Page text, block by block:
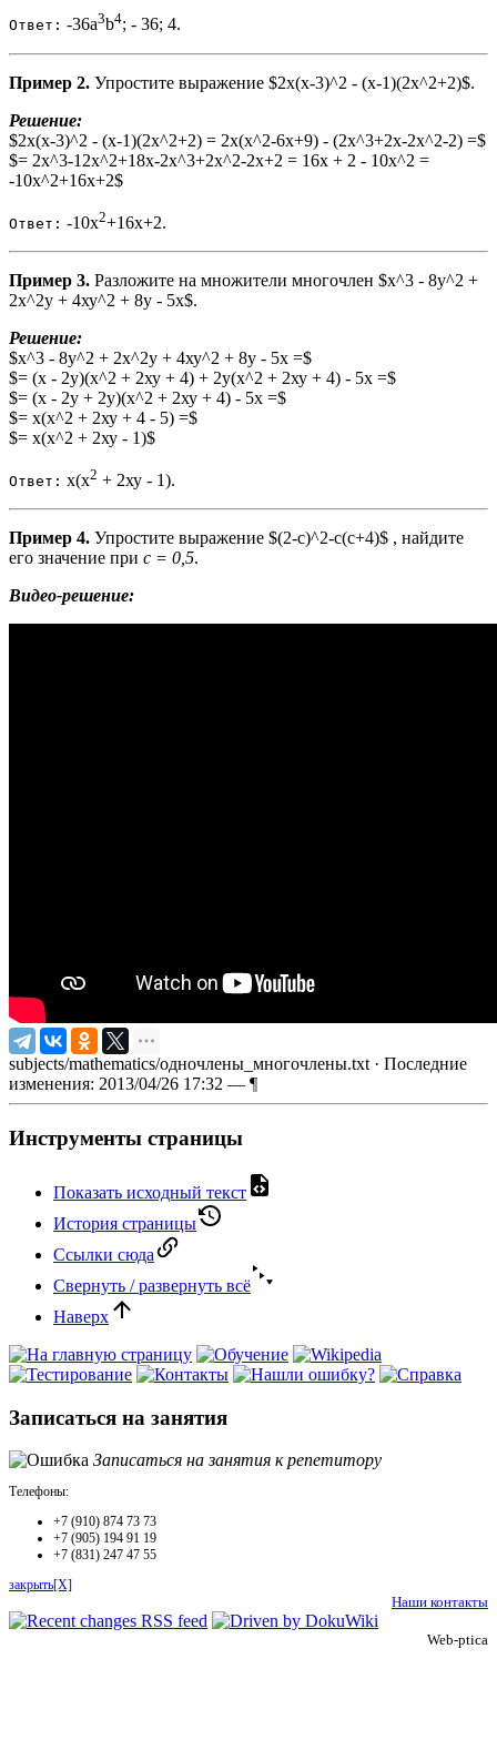
Ответ: -36a3b4; - 36; 4.
Пример 2. Упростите выражение $2х(х-3)^2 - (х-1)(2х^2+2)$.
Решение:
$2х(х-3)^2 - (х-1)(2х^2+2) = 2х(х^2-6х+9) - (2х^3+2х-2х^2-2) =$
$= 2х^3-12х^2+18x-2x^3+2x^2-2х+2 = 16x + 2 - 10x^2 =
-10x^2+16x+2$
Ответ: -10x2+16x+2.
Пример 3. Разложите на множители многочлен $x^3 - 8y^2 +
2х^2у + 4ху^2 + 8у - 5x$.
Решение:
$x^3 - 8y^2 + 2х^2у + 4ху^2 + 8у - 5x =$
$= (х - 2у)(х^2 + 2ху + 4) + 2у(х^2 + 2ху + 4) - 5x =$
$= (х - 2у + 2у)(х^2 + 2ху + 4) - 5х =$
$= х(х^2 + 2ху + 4 - 5) =$
$= х(х^2 + 2ху - 1)$
Ответ: х(х2 + 2ху - 1).
Пример 4. Упростите выражение $(2-c)^2-c(c+4)$ , найдите
его значение при c = 0,5.
Видео-решение:
subjects/mathematics/одночлены_многочлены.txt · Последние
изменения: 2013/04/26 17:32 — ¶
Инструменты страницы
Показать исходный текст
История страницы
Ссылки сюда
Свернуть / развернуть всё
Наверх
Записаться на занятия
Записаться на занятия к репетитору
Телефоны:
+7 (910) 874 73 73
+7 (905) 194 91 19
+7 (831) 247 47 55
закрыть[X]
Наши контакты
Web-ptica